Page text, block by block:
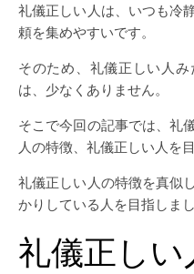
礼儀正しい人は、いつも冷
頼を集めやすいです。
そのため、礼儀正しい人
は、少なくありません。
そこで今回の記事では、礼
人の特徴、礼儀正しい人を
礼儀正しい人の特徴を真似
かりしている人を目指しまし
礼儀正しい